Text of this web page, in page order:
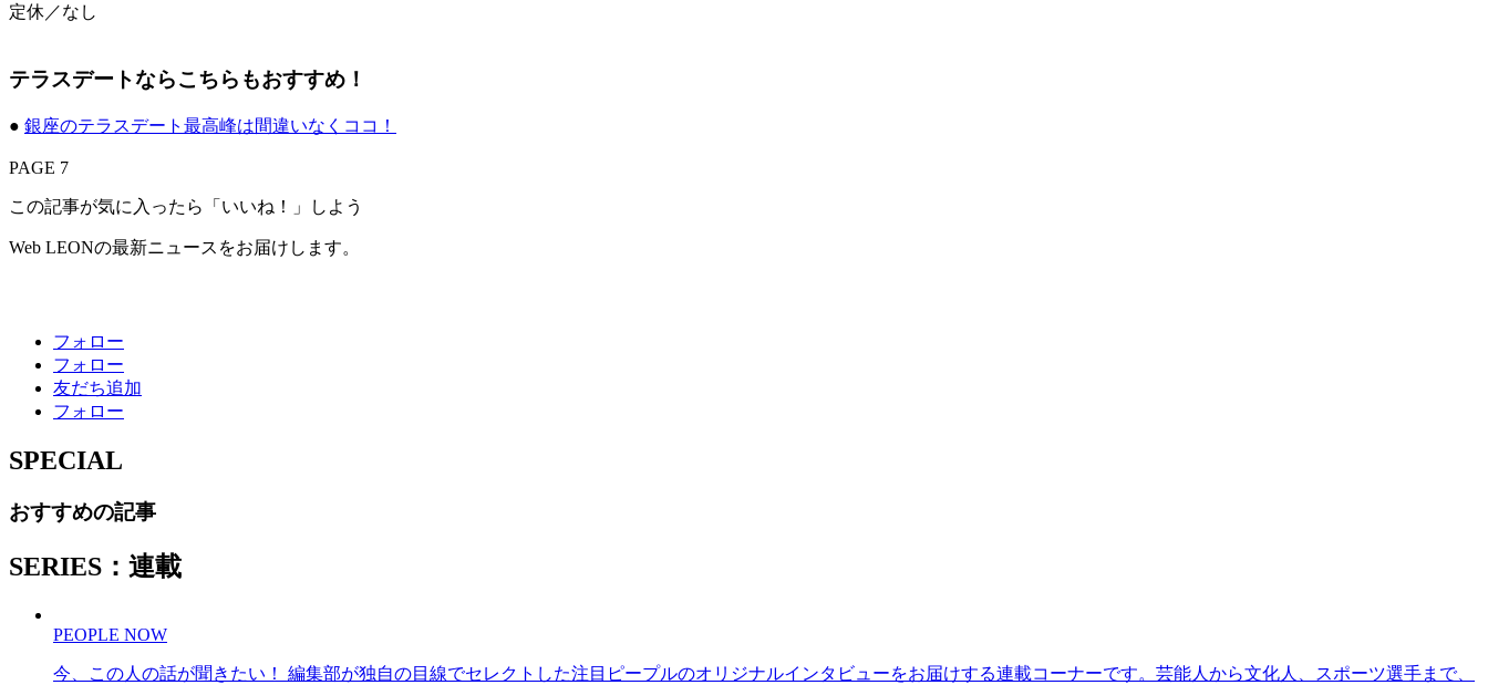
定休／なし
テラスデートならこちらもおすすめ！
● 銀座のテラスデート最高峰は間違いなくココ！
PAGE 7
この記事が気に入ったら「いいね！」しよう
Web LEONの最新ニュースをお届けします。
フォロー
フォロー
友だち追加
フォロー
SPECIAL
おすすめの記事
SERIES：連載
PEOPLE NOW
今、この人の話が聞きたい！ 編集部が独自の目線でセレクトした注目ピープルのオリジナルインタビューをお届けする連載コーナーです。芸能人から文化人、スポーツ選手まで、